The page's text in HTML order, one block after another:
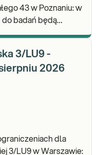
43 w Poznaniu: w
do badań będą
3/LU9 -
2026
dla
3/LU9 w Warszawie: